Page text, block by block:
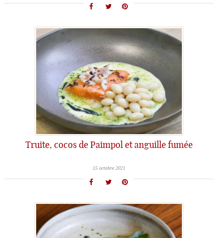
Truite, cocos de Paimpol et anguille fumée
15 octobre 2021